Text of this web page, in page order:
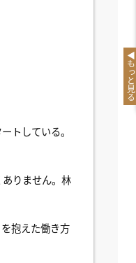
トしている。
りません。林
抱えた働き方
もっと見る